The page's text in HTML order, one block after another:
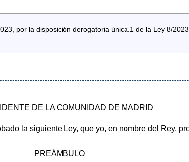
por la disposición derogatoria única.1 de la Ley 8/
DE LA COMUNIDAD DE MADRID
la siguiente Ley, que yo, en nombre del Rey,
PREÁMBULO